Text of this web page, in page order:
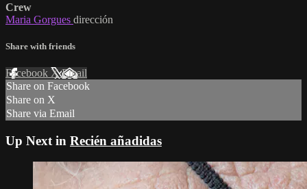
Crew
Maria Gorgues dirección
Share with friends
Facebook XEmail
Share on Facebook
Share on X
Share via Email
Up Next in Recién añadidas